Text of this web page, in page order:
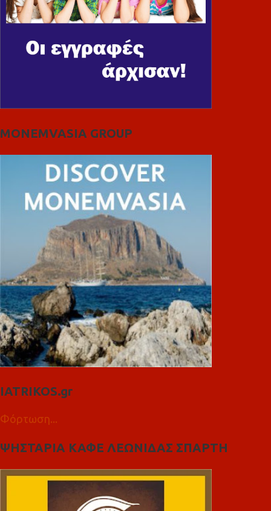
MONEMVASIA GROUP
IATRIKOS.gr
Φόρτωση...
ΨΗΣΤΑΡΙΑ ΚΑΦΕ ΛΕΩΝΙΔΑΣ ΣΠΑΡΤΗ